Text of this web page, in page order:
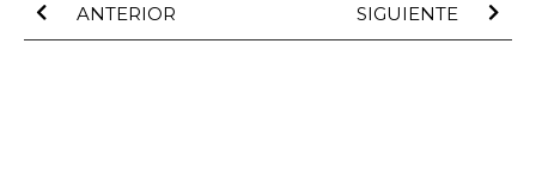
ANTERIOR SIGUIENTE